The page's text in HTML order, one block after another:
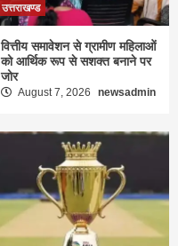
उत्तराखण्ड
वित्तीय समावेशन से ग्रामीण महिलाओं
को आर्थिक रूप से सशक्त बनाने पर
जोर
August 7, 2026 newsadmin